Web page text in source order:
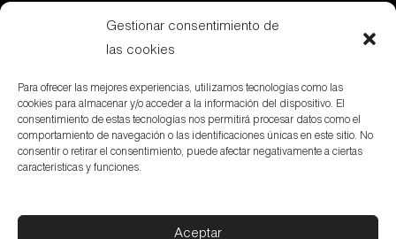
Gestionar consentimiento de
las cookies
Para ofrecer las mejores experiencias, utilizamos tecnologías como las
cookies para almacenar y/o acceder a la información del dispositivo. El
consentimiento de estas tecnologías nos permitirá procesar datos como el
comportamiento de navegación o las identificaciones únicas en este sitio. No
consentir o retirar el consentimiento, puede afectar negativamente a ciertas
características y funciones.
Aceptar
Subvenciones
Aviso Legal
Política de privacidad